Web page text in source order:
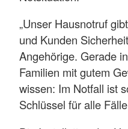
„Unser Hausnotruf
und Kunden
Angehörige. Gerade
Familien mit gutem
wissen: Im Notfall ist
Schlüssel für alle